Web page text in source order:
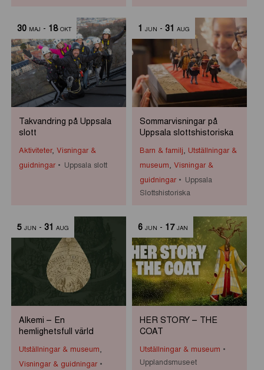
30 MAJ - 18 OKT
Takvandring på Uppsala
slott
Aktiviteter, Visningar &
guidningar
Uppsala slott
1 JUN - 31 AUG
Sommarvisningar på
Uppsala slottshistoriska
Barn & familj, Utställningar &
museum, Visningar &
guidningar
Uppsala
Slottshistoriska
5 JUN - 31 AUG
Alkemi – En
hemlighetsfull värld
Utställningar & museum,
Visningar & guidningar
6 JUN - 17 JAN
HER STORY – THE
COAT
Utställningar & museum
Upplandsmuseet